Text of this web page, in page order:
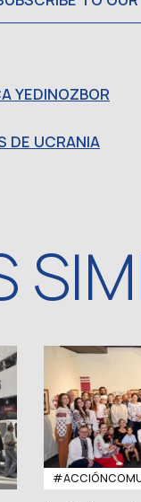
YEDINOZBOR
DE UCRANIA